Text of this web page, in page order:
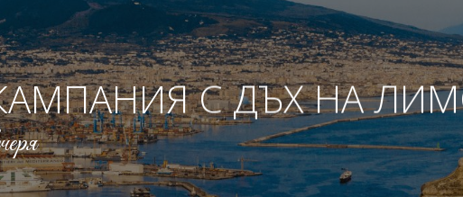
С ДЪХ НА